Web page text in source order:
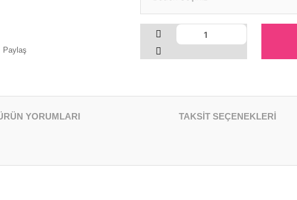
Paylaş
YORUMLARI TAKSİT SEÇENEKLERİ